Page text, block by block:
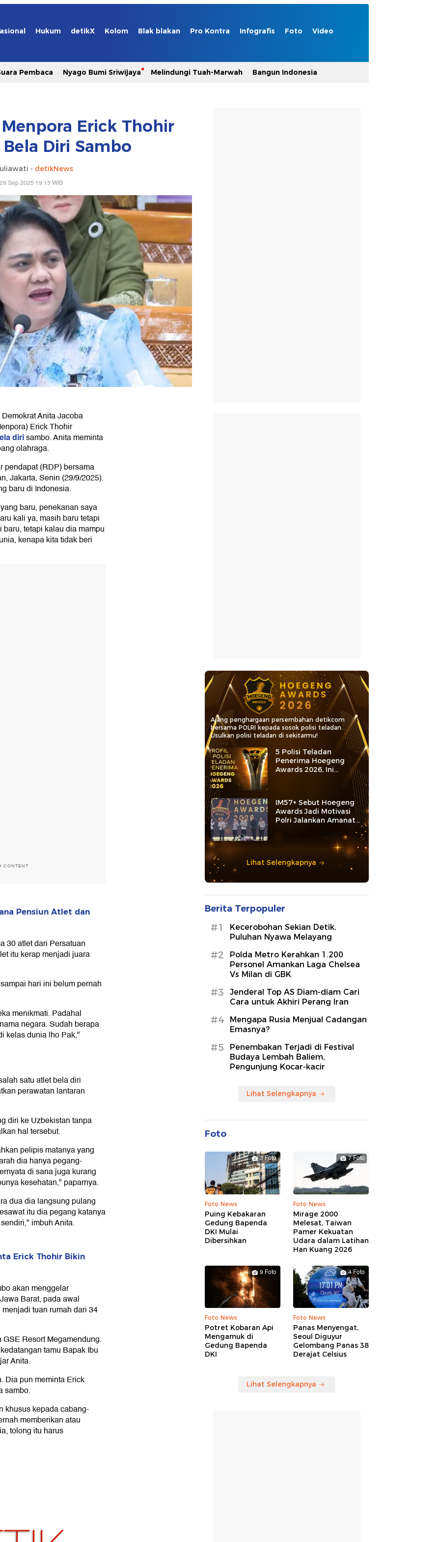
Hukum detikX Kolom Blak blakan Pro Kontra Infografis Foto Video
Pembaca Nyago Bumi Sriwijaya Melindungi Tuah-Marwah Bangun Indonesia
Erick Thohir
Diri Sambo
- detikNews
Sep 2025 19:15 WIB
Anita Jacoba
Erick Thohir
dirisambo. Anita meminta
olahraga.
pendapat (RDP) bersama
Jakarta, Senin (29/9/2025).
baru di Indonesia.
baru, penekanan saya
kali ya, masih baru tetapi
tetapi kalau dia mampu
kenapa kita tidak beri
CONTENT
Pensiun Atlet dan
30 atlet dari Persatuan
itu kerap menjadi juara
hari ini belum pernah
menikmati. Padahal
negara. Sudah berapa
kelas dunia lho Pak,"
satu atlet bela diri
perawatan lantaran
diri ke Uzbekistan tanpa
hal tersebut.
pelipis matanya yang
dia hanya pegang-
di sana juga kurang
kesehatan," paparnya.
dua dia langsung pulang
itu dia pegang katanya
imbuh Anita.
Erick Thohir Bikin
akan menggelar
Barat, pada awal
tuan rumah dari 34
Resort Megamendung.
tamu Bapak Ibu
Anita.
Dia pun meminta Erick
sambo.
khusus kepada cabang-
memberikan atau
tolong itu harus
Ajang penghargaan persembahan detikcom
bersama POLRI kepada sosok polisi teladan.
Usulkan polisi teladan di sekitarmu!
5 Polisi Teladan
Penerima Hoegeng
Awards 2026, Ini
Kategori dan Kiprahnya
IM57+ Sebut Hoegeng
Awards Jadi Motivasi
Polri Jalankan Amanat
Lihat Selengkapnya
Berita Terpopuler
#1
Kecerobohan Sekian Detik,
Puluhan Nyawa Melayang
#2
Polda Metro Kerahkan 1.200
Personel Amankan Laga Chelsea
Vs Milan di GBK
#3
Jenderal Top AS Diam-diam Cari
Cara untuk Akhiri Perang Iran
#4
Mengapa Rusia Menjual Cadangan
Emasnya?
#5
Penembakan Terjadi di Festival
Budaya Lembah Baliem,
Pengunjung Kocar-kacir
Lihat Selengkapnya
Foto
3 Foto
Foto News
Puing Kebakaran
Gedung Bapenda
DKI Mulai
Dibersihkan
7 Foto
Foto News
Mirage 2000
Melesat, Taiwan
Pamer Kekuatan
Udara dalam Latihan
Han Kuang 2026
9 Foto
Foto News
Potret Kobaran Api
Mengamuk di
Gedung Bapenda
DKI
4 Foto
Foto News
Panas Menyengat,
Seoul Diguyur
Gelombang Panas 38
Derajat Celsius
Lihat Selengkapnya